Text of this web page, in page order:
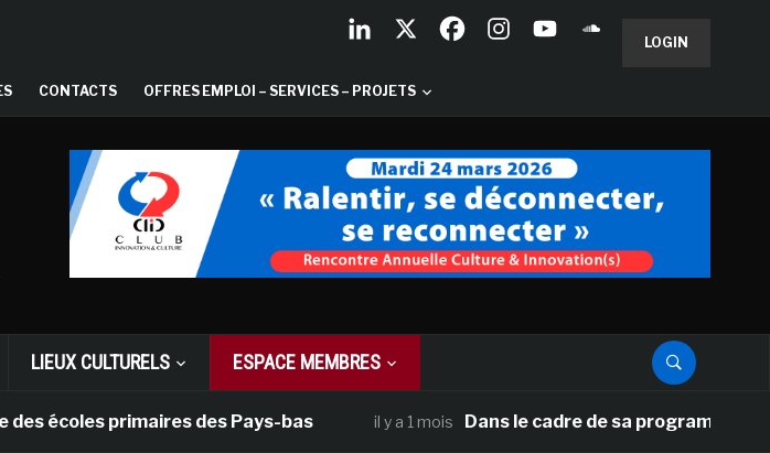
LOGIN
CONTACTS OFFRES EMPLOI – SERVICES – PROJETS
LIEUX CULTURELS ESPACE MEMBRES
primaires des Pays-bas il y a 1 mois Dans le cadre de sa programmation